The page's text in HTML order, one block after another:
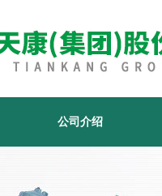
公司介绍